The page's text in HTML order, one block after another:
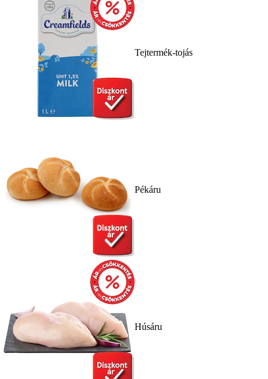
Tejtermék-tojás
Pékáru
Húsáru